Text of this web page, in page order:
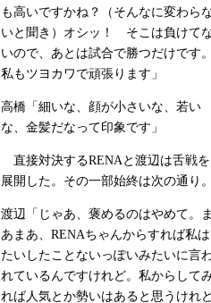
も高いですかね？（そんなに変わら
いと聞き）オシッ！ そこは負けて
いので、あとは試合で勝つだけです
私もツヨカワで頑張ります」
高橋「細いな、顔が小さいな、若い
な、金髪だなって印象です」
直接対決するRENAと渡辺は舌戦を
展開した。その一部始終は次の通り
渡辺「じゃあ、褒めるのはやめて。
あまあ、RENAちゃんからすれば私は
たいしたことないっぽいみたいに言
れているんですけれど。私からして
れば人気とか勢いはあると思うけれ